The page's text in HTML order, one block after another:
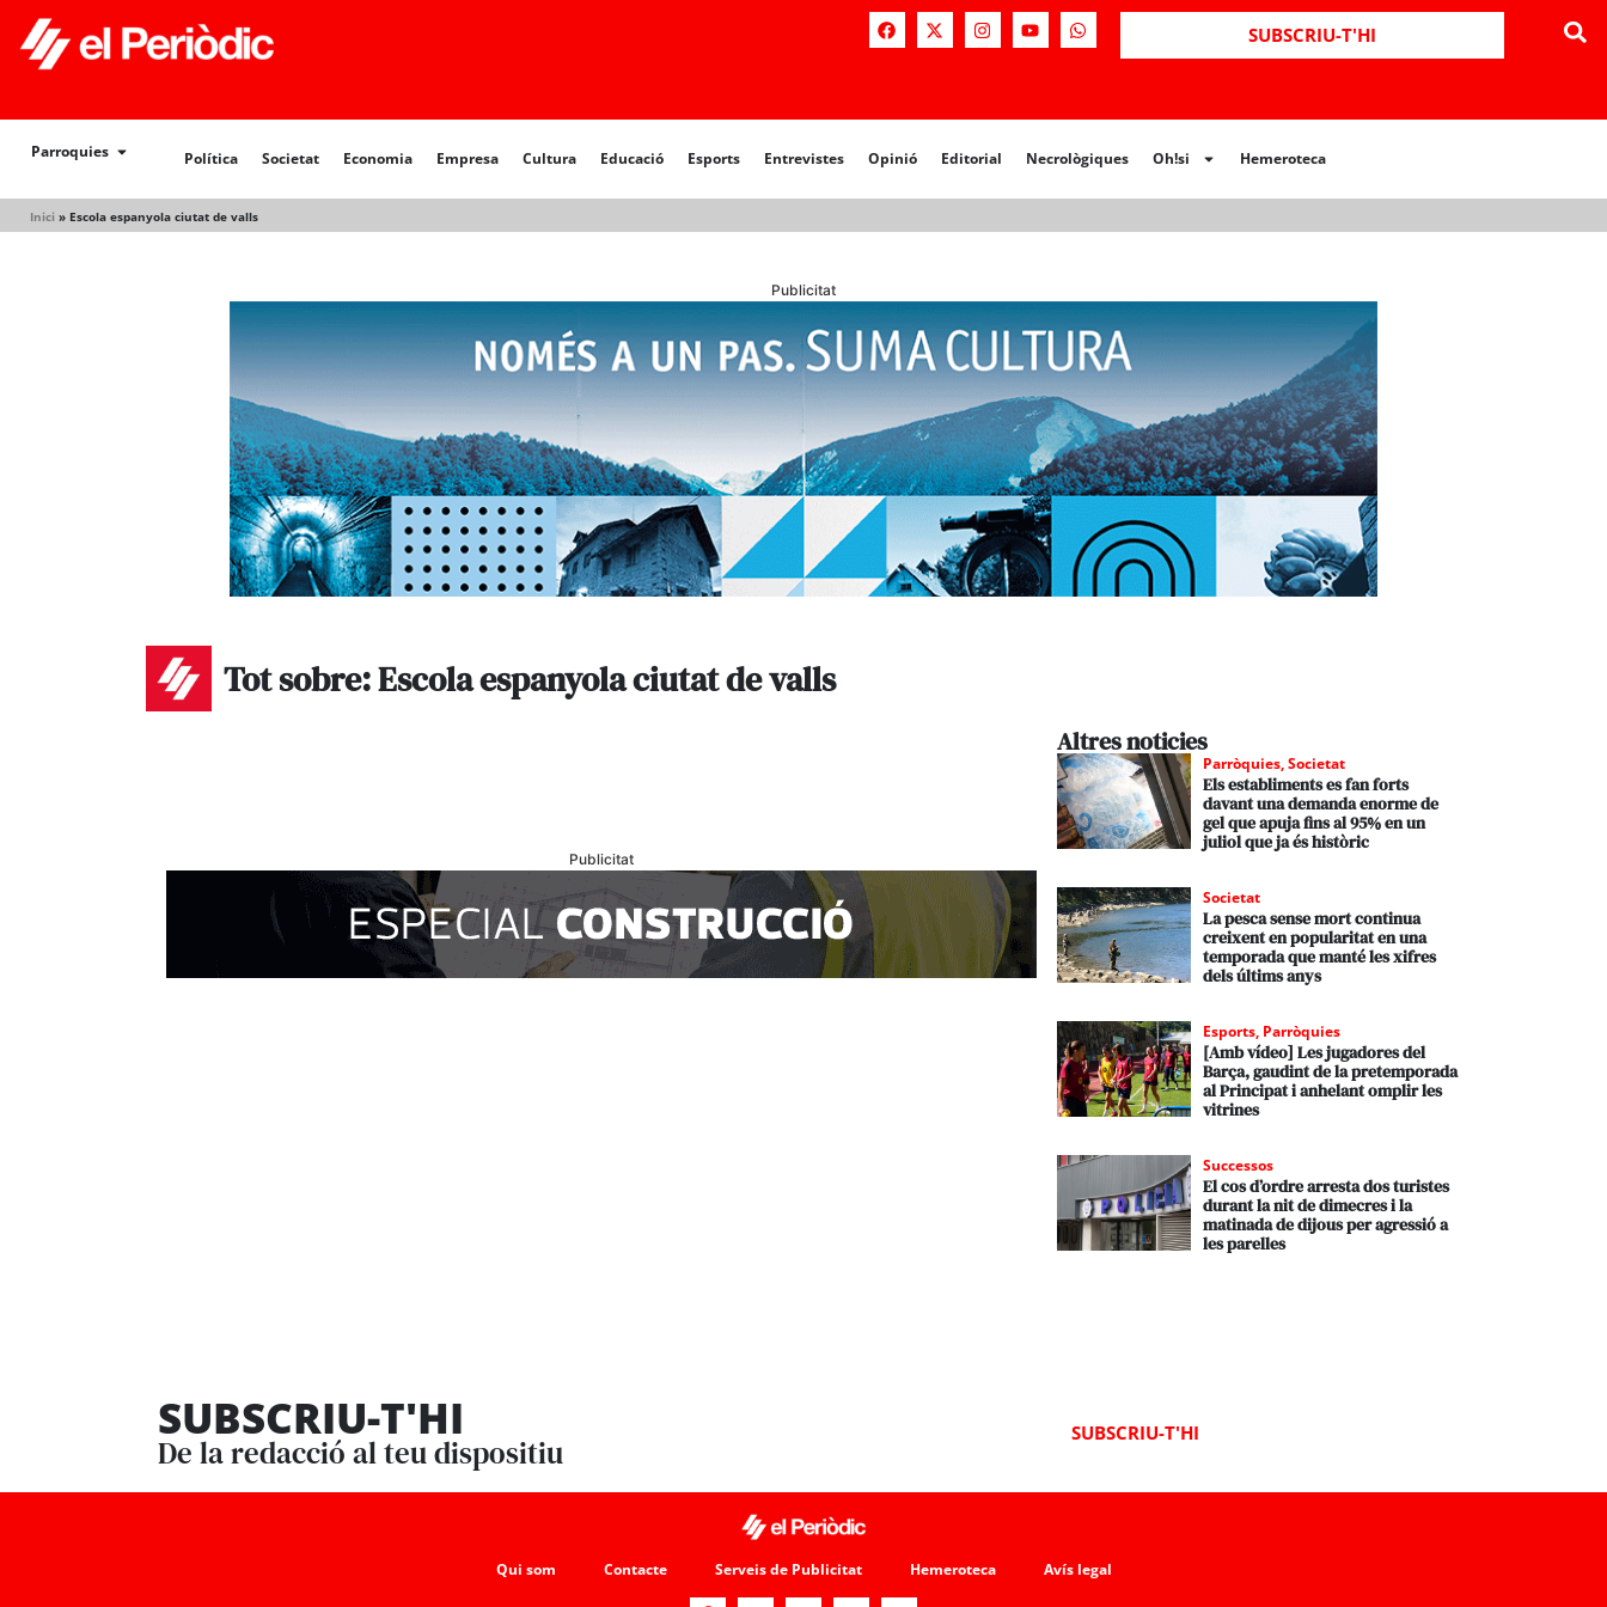
SUBSCRIU-T'HI
Parroquies Política Societat Economia Empresa Cultura Educació Esports Entrevistes Opinió Editorial Necrològiques Oh!si Hemeroteca
Inici » Escola espanyola ciutat de valls
Política Societat Opinió Editorial Necrològiques Hemeroteca
Publicitat
Tot sobre: Escola espanyola ciutat de valls
Publicitat
Altres noticies
Parròquies,Societat
Els establiments es fan forts
davant una demanda enorme de
gel que apuja fins al 95% en un
juliol que ja és històric
Societat
La pesca sense mort continua
creixent en popularitat en una
temporada que manté les xifres
dels últims anys
Esports, Parròquies
[Amb vídeo] Les jugadores del
Barça, gaudint de la pretemporada
al Principat i anhelant omplir les
vitrines
Successos
El cos d’ordre arresta dos turistes
durant la nit de dimecres i la
matinada de dijous per agressió a
les parelles
SUBSCRIU-T'HI
De la redacció al teu dispositiu
SUBSCRIU-T'HI
Qui som Contacte Serveis de Publicitat Hemeroteca Avís legal